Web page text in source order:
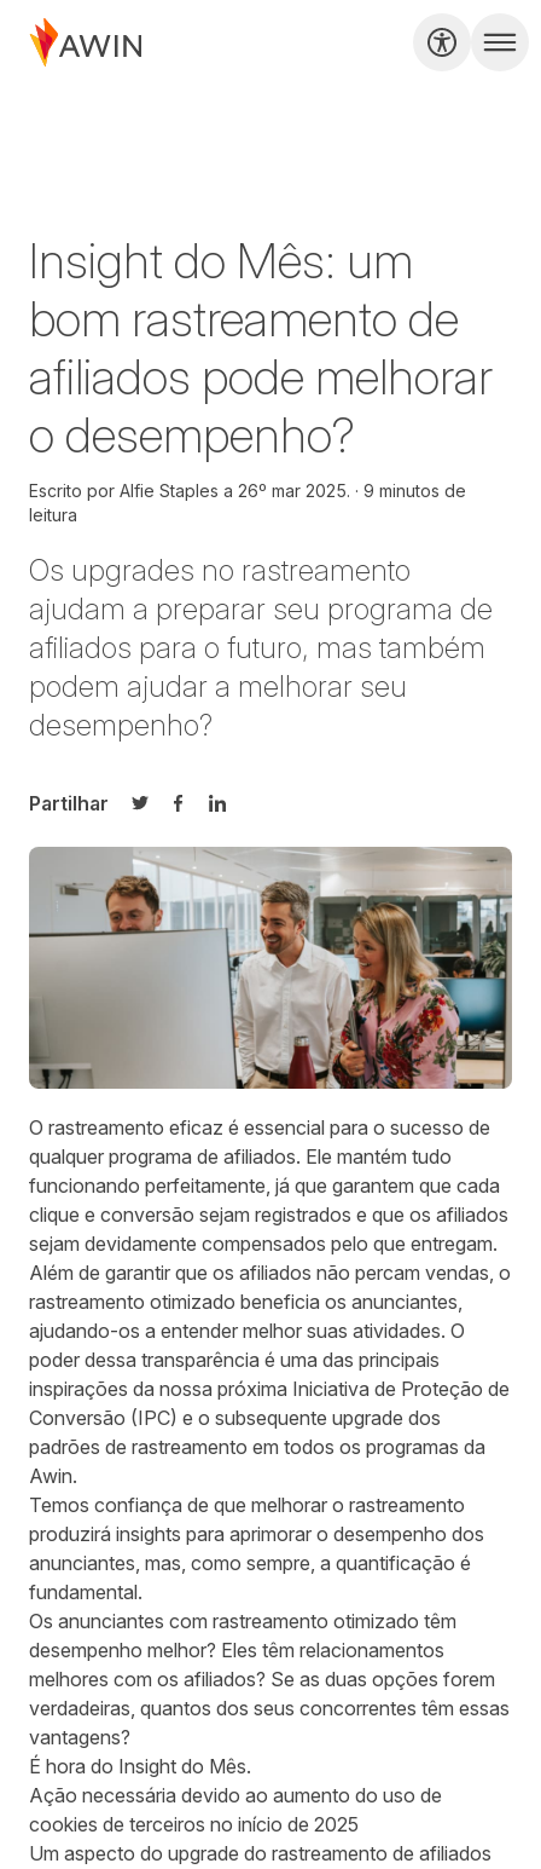
Insight do Mês: um
bom rastreamento de
afiliados pode melhorar
o desempenho?
Escrito por Alfie Staples a 26º mar 2025.
9 minutos de
leitura
Os upgrades no rastreamento
ajudam a preparar seu programa de
afiliados para o futuro, mas também
podem ajudar a melhorar seu
desempenho?
Partilhar
Partilhar no Twitter
Partilhar no Facebook
Partilhar no LinkedIn
O rastreamento eficaz é essencial para o sucesso de
qualquer programa de afiliados. Ele mantém tudo
funcionando perfeitamente, já que garantem que cada
clique e conversão sejam registrados e que os afiliados
sejam devidamente compensados pelo que entregam.
Além de garantir que os afiliados não percam vendas, o
rastreamento otimizado beneficia os anunciantes,
ajudando-os a entender melhor suas atividades. O
poder dessa transparência é uma das principais
inspirações da nossa próxima Iniciativa de Proteção de
Conversão (IPC) e o subsequente upgrade dos
padrões de rastreamento em todos os programas da
Awin.
Temos confiança de que melhorar o rastreamento
produzirá insights para aprimorar o desempenho dos
anunciantes, mas, como sempre, a quantificação é
fundamental.
Os anunciantes com rastreamento otimizado têm
desempenho melhor? Eles têm relacionamentos
melhores com os afiliados? Se as duas opções forem
verdadeiras, quantos dos seus concorrentes têm essas
vantagens?
É hora do Insight do Mês.
Ação necessária devido ao aumento do uso de
cookies de terceiros no início de 2025
Um aspecto do upgrade do rastreamento de afiliados